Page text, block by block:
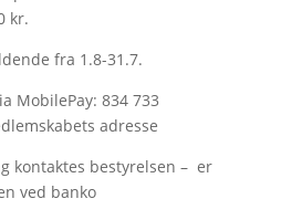
kr.
fra 1.8-31.7.
MobilePay: 834 733
adresse
kontaktes bestyrelsen – er
ved banko